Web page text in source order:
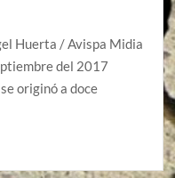
Huerta / Avispa Midia
del 2017
originó a doce